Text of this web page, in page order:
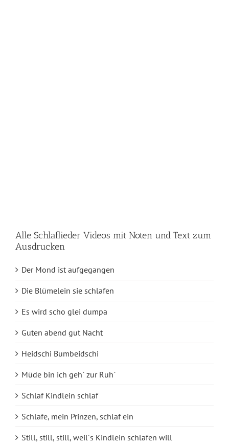
Alle Schlaflieder Videos mit Noten und Text zum
Ausdrucken
Der Mond ist aufgegangen
Die Blümelein sie schlafen
Es wird scho glei dumpa
Guten abend gut Nacht
Heidschi Bumbeidschi
Müde bin ich geh` zur Ruh`
Schlaf Kindlein schlaf
Schlafe, mein Prinzen, schlaf ein
Still, still, still, weil´s Kindlein schlafen will